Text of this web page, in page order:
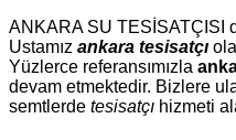
ANKARA SU TESİSATÇISI
Ustamız ankara tesisatçı
Yüzlerce referansımızla
devam etmektedir. Bizlere
semtlerde tesisatçı hizmeti